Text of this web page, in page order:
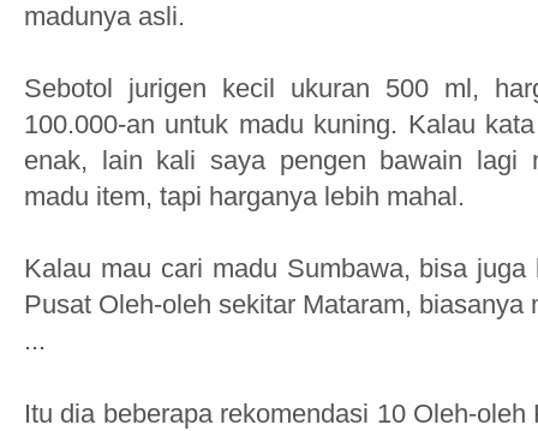
madunya asli.
Sebotol jurigen kecil ukuran 500 ml,
100.000-an untuk madu kuning. Kalau
enak, lain kali saya pengen bawain lagi
madu item, tapi harganya lebih mahal.
Kalau mau cari madu Sumbawa, bisa juga
Pusat Oleh-oleh sekitar Mataram, biasanya
...
Itu dia beberapa rekomendasi 10 Oleh-oleh